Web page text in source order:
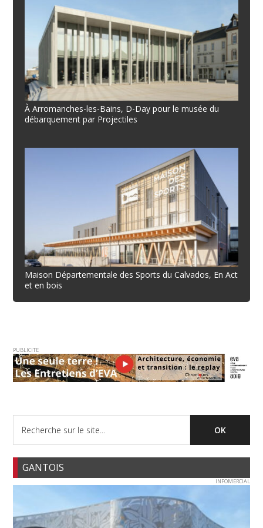
À Arromanches-les-Bains, D-Day pour le musée du
débarquement par Projectiles
Maison Départementale des Sports du Calvados, En Act
et en bois
PUBLICITE
GANTOIS
INFOMERCIAL